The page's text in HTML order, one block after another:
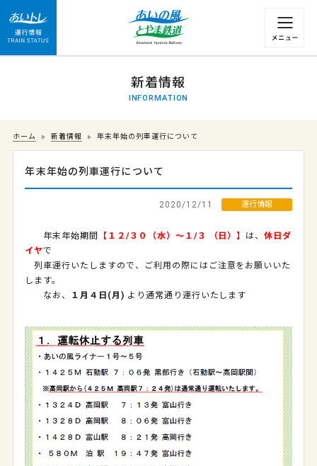
運行情報 列車の遅れ情報等についてはこちら
新着情報
INFORMATION
ホーム 新着情報 年末年始の列車運行について
年末年始の列車運行について
2020/12/11 運行情報
年末年始期間 【１２/３０（水）～１/３ （日）】 は、休日ダ
イヤで
列車運行いたしますので、ご利用の際にはご注意をお願いいた
します。
なお、
１月４日(月) より通常通り運行いたします